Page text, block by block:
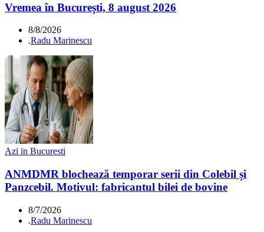
Vremea în București, 8 august 2026
8/8/2026
.Radu Marinescu
Azi in Bucuresti
ANMDMR blochează temporar serii din Colebil și
Panzcebil. Motivul: fabricantul bilei de bovine
8/7/2026
.Radu Marinescu